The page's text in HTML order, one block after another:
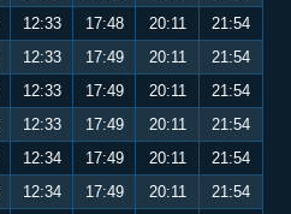
12:33 17:48 20:11
21:54
12:33 17:49 20:11
21:54
12:33 17:49 20:11
21:54
12:33 17:49 20:11
21:54
12:34 17:49 20:11
21:54
12:34 17:49 20:11
21:54